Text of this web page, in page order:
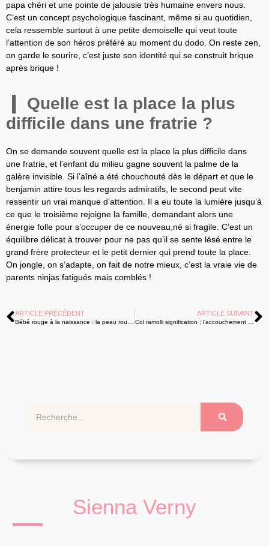
papa chéri et une pointe de jalousie très humaine envers nous.
C’est un concept psychologique fascinant, même si au quotidien,
cela ressemble surtout à une petite demoiselle qui veut toute
l’attention de son héros préféré au moment du dodo. On reste zen,
on garde le sourire, c’est juste son identité qui se construit brique
après brique !
Quelle est la place la plus
difficile dans une fratrie ?
On se demande souvent quelle est la place la plus difficile dans
une fratrie, et l’enfant du milieu gagne souvent la palme de la
galère invisible. Si l’aîné a été chouchouté dès le départ et que le
benjamin attire tous les regards admiratifs, le second peut vite
ressentir un vrai manque d’attention. Il a eu toute la lumière jusqu’à
ce que le troisième rejoigne la famille, demandant alors une
énergie folle pour s’occuper de ce nouveau,né si fragile. C’est un
équilibre délicat à trouver pour ne pas qu’il se sente lésé entre le
grand frère protecteur et le petit dernier qui prend toute la place.
On jongle, on s’adapte, on fait de notre mieux, c’est la vraie vie de
parents ninjas fatigués mais comblés !
ARTICLE PRÉCÉDENT ARTICLE SUIVANT
Sienna Verny